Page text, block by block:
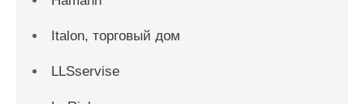
Italon, торговый дом
LLSservise